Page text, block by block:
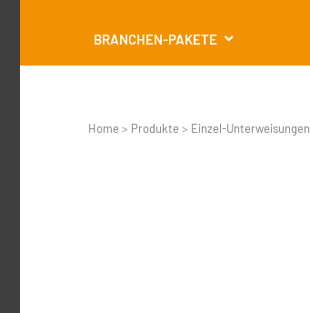
BRANCHEN-PAKETE
Home > Produkte > Einzel-Unterweisungen